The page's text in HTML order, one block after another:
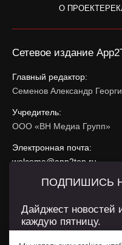
О ПРОЕКТЕ
Сетевое издание
Главный редактор:
Семенов Александр
Учредитель:
ООО «ВН Медиа Групп»
Электронная почта:
welcome@app2top.ru
При использовании
Сайт использует IP адреса,
ПОДПИШИСЬ
Дайджест новостей
каждую пятницу.